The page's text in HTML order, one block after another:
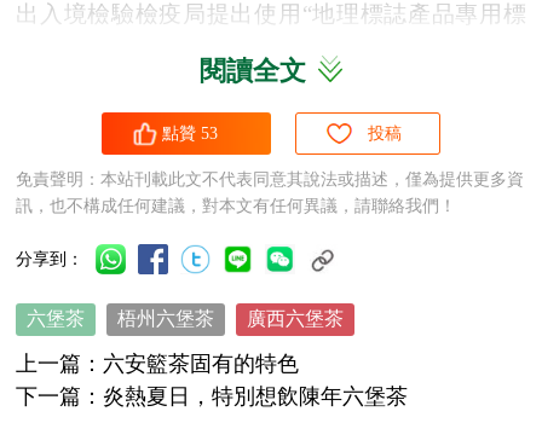
出入境檢驗檢疫局提出使用 “地理標誌產品專用標
誌”的申請，經廣西出入境檢驗檢疫局審核，報國
構由廣西出入境檢驗檢疫局負責指定。
閱讀全文
點贊 53 投稿
免責聲明：本站刊載此文不代表同意其說法或描述，僅為提供更多資
訊，也不構成任何建議，對本文有任何異議，請聯絡我們！
分享到：
六堡茶 梧州六堡茶 廣西六堡茶
上一篇： 六安籃茶固有的特色
下一篇： 炎熱夏日，特別想飲陳年六堡茶